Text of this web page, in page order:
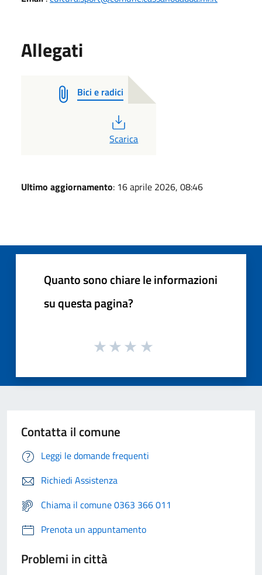
Allegati
Bici e radici
PDF
Scarica
Ultimo aggiornamento: 16 aprile 2026, 08:46
Quanto sono chiare le informazioni
su questa pagina?
Contatta il comune
Leggi le domande frequenti
Richiedi Assistenza
Chiama il comune 0363 366 011
Prenota un appuntamento
Problemi in città